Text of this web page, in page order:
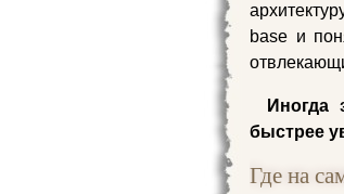
base и
Иногда
быстрее
Где на